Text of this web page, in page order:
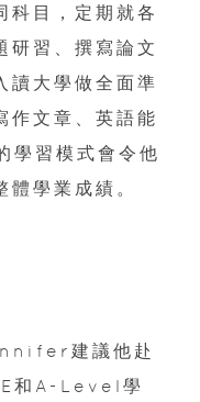
科目，定期就各
研習、撰寫論文
讀大學做全面準
作文章、英語能
學習模式會令他
學業成績。
建議他赴
和A-Level學